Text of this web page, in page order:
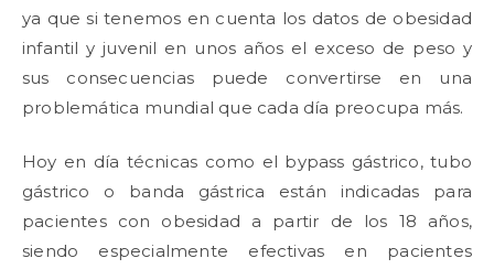
ya que si tenemos en cuenta los datos de obesidad
infantil y juvenil en unos años el exceso de peso y
sus consecuencias puede convertirse en una
problemática mundial que cada día preocupa más.
Hoy en día técnicas como el bypass gástrico, tubo
gástrico o banda gástrica están indicadas para
pacientes con obesidad a partir de los 18 años,
siendo especialmente efectivas en pacientes